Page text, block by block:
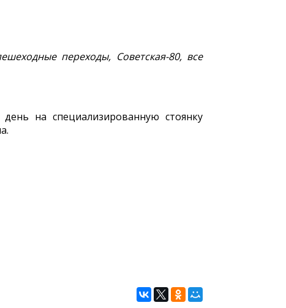
переходы, Советская-80, все
на специализированную стоянку